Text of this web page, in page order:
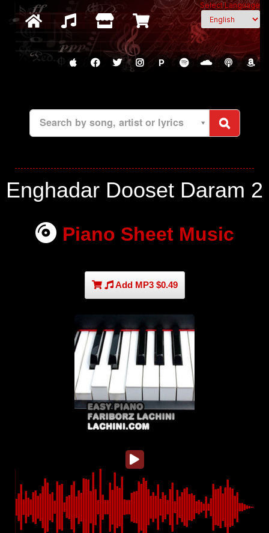
Select Language
P
Search by song, artist or lyrics
Enghadar Dooset Daram 2
Piano Sheet Music
Add MP3 $0.49